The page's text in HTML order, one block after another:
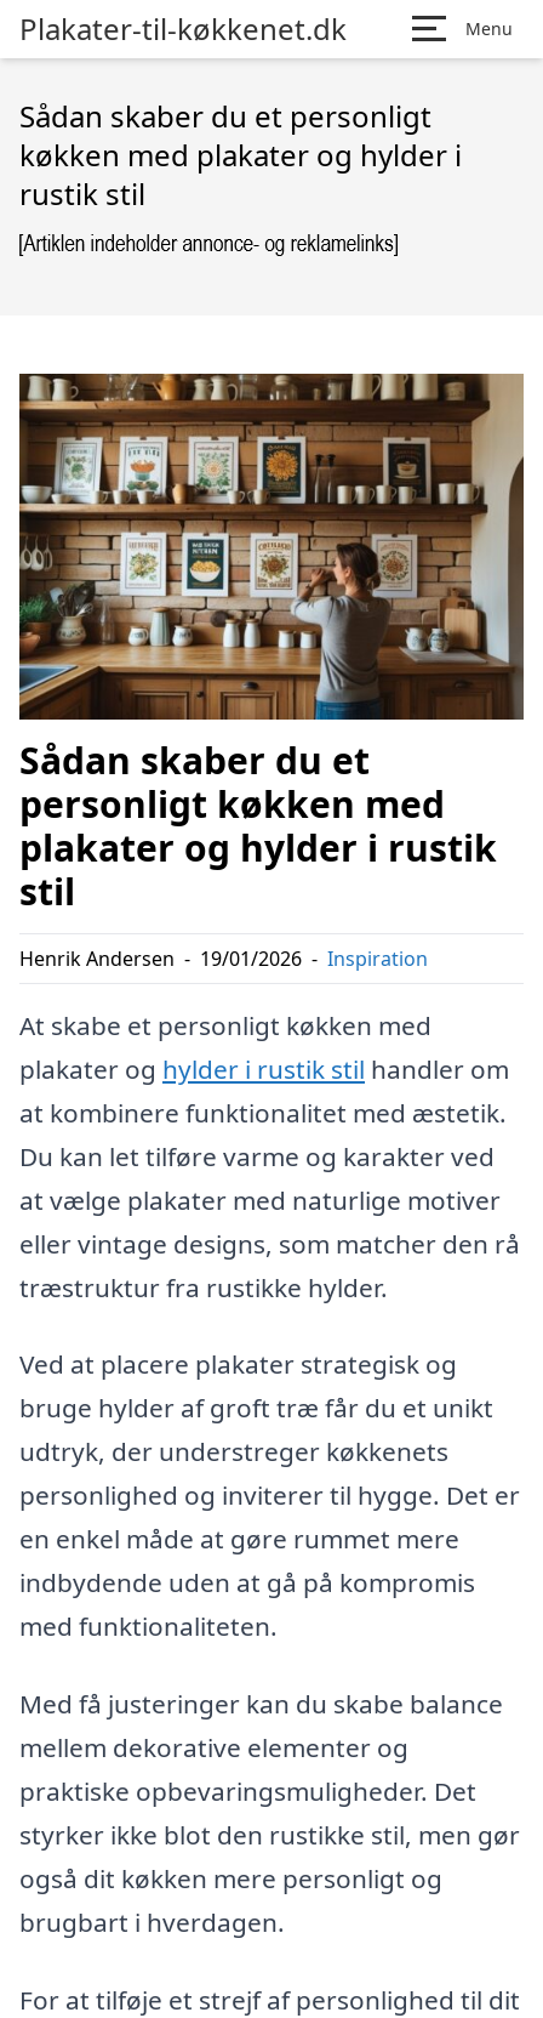
Plakater-til-køkkenet.dk Menu
Sådan skaber du et personligt
køkken med plakater og hylder i
rustik stil
Sådan skaber du et
personligt køkken med
plakater og hylder i rustik
stil
Henrik Andersen - 19/01/2026 - Inspiration
At skabe et personligt køkken med
plakater og hylder i rustik stil handler om
at kombinere funktionalitet med æstetik.
Du kan let tilføre varme og karakter ved
at vælge plakater med naturlige motiver
eller vintage designs, som matcher den rå
træstruktur fra rustikke hylder.
Ved at placere plakater strategisk og
bruge hylder af groft træ får du et unikt
udtryk, der understreger køkkenets
personlighed og inviterer til hygge. Det er
en enkel måde at gøre rummet mere
indbydende uden at gå på kompromis
med funktionaliteten.
Med få justeringer kan du skabe balance
mellem dekorative elementer og
praktiske opbevaringsmuligheder. Det
styrker ikke blot den rustikke stil, men gør
også dit køkken mere personligt og
brugbart i hverdagen.
For at tilføje et strejf af personlighed til dit